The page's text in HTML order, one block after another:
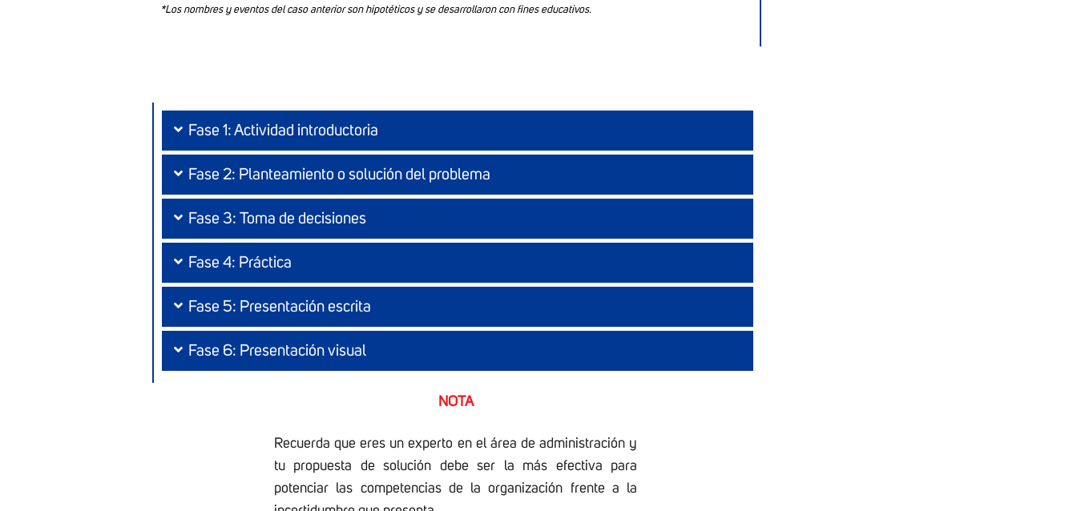
*Los nombres y eventos del caso anterior son hipotéticos y se desarrollaron con fines educativos.
Fase 1: Actividad introductoria
Fase 2: Planteamiento o solución del problema
Fase 3: Toma de decisiones
Fase 4: Práctica
Fase 5: Presentación escrita
Fase 6: Presentación visual
NOTA
Recuerda que eres un experto en el área de administración y
tu propuesta de solución debe ser la más efectiva para
potenciar las competencias de la organización frente a la